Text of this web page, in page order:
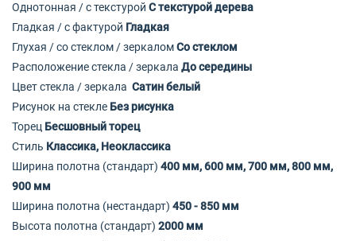
Однотонная / с текстурой С текстурой дерева
Гладкая / с фактурой Гладкая
Глухая / со стеклом / зеркаломСо стеклом
Расположение стекла / зеркала До середины
Цвет стекла / зеркала Сатин белый
Рисунок на стекле Без рисунка
Торец Бесшовный торец
Стиль Классика, Неоклассика
Ширина полотна (стандарт) 400 мм, 600 мм, 700 мм, 800 мм,
900 мм
Ширина полотна (нестандарт) 450 - 850 мм
Высота полотна (стандарт) 2000 мм